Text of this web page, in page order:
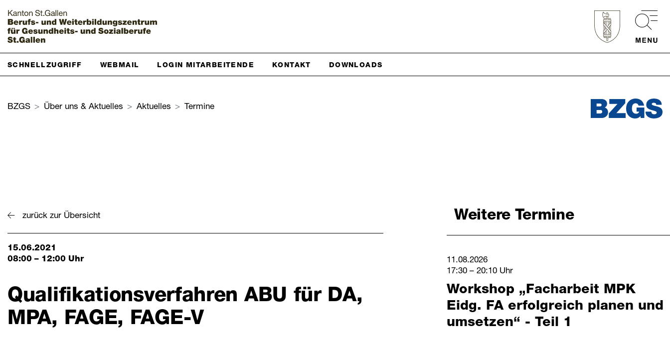
SCHNELLZUGRIFF WEBMAIL LOGIN MITARBEITENDE KONTAKT DOWNLOADS
BZGS Über uns & Aktuelles Aktuelles Termine
zurück zur Übersicht
15.06.2021
08:00 – 12:00 Uhr
Qualifikationsverfahren ABU für DA,
MPA, FAGE, FAGE-V
Weitere Termine
11.08.2026
17:30 – 20:10 Uhr
Workshop „Facharbeit MPK
Eidg. FA erfolgreich planen und
umsetzen“ - Teil 1
Startseite
Grundbildung
Mitteilungen
Downloads